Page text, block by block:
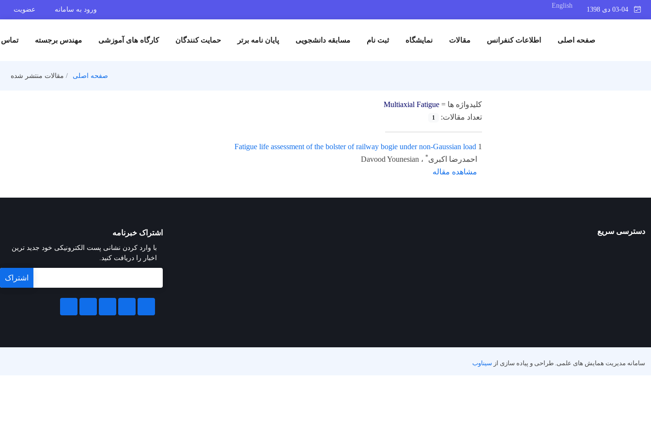
English
ورود به سامانه عضویت
صفحه اصلی اطلاعات کنفرانس مقالات نمایشگاه ثبت نام مسابقه دانشجویی پایان نامه برتر حمایت کنندگان کارگاه های آموزشی مهندس برجسته تماس
صفحه اصلی مقالات منتشر شده
کلیدواژه ها = Multiaxial Fatigue
تعداد مقالات:
1
1
Fatigue life assessment of the bolster of railway bogie under non-Gaussian load
احمدرضا اکبری* ، Davood Younesian
مشاهده مقاله
دسترسی سریع اشتراک خبرنامه
با وارد کردن نشانی پست الکترونیکی خود جدید ترین
اخبار را دریافت کنید.
سامانه مدیریت همایش های علمی. طراحی و پیاده سازی از سیناوب